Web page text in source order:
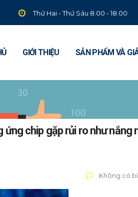
Thứ Hai - Thứ Sáu 8.00 - 18.00
GIỚI THIỆU SẢN PHẨM VÀ
ứng chip gặp rủi ro như nắng
Không có